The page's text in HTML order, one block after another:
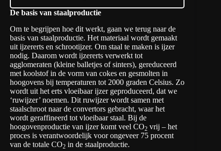
De basis van staalproductie
Om te begrijpen hoe dit werkt, gaan we terug naar de
basis van staalproductie. Het materiaal wordt gemaakt
uit ijzererts en schrootijzer. Om staal te maken is ijzer
nodig. Daarom wordt ijzererts verwerkt tot
agglomeraten (kleine balletjes of sinters), gereduceerd
met koolstof in de vorm van cokes en gesmolten in
hoogovens bij temperaturen tot 2000 graden Celsius. Zo
wordt uit het erts vloeibaar ijzer geproduceerd, dat we
‘ruwijzer’ noemen. Dit ruwijzer wordt samen met
staalschroot naar de convertors gebracht, waar het
wordt geraffineerd tot vloeibaar staal. Bij de
hoogovenproductie van ijzer komt veel CO2 vrij – het
proces is verantwoordelijk voor ongeveer 75 procent
van de totale CO2 in de staalproductie.